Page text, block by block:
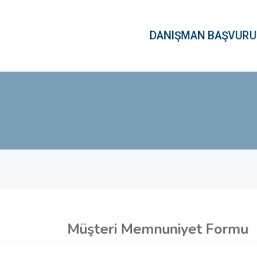
DANIŞMAN BAŞVURU
Müşteri Memnuniyet Formu